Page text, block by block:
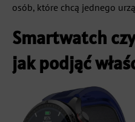
osób, które chcą jednego
Smartwatch
jak podjąć